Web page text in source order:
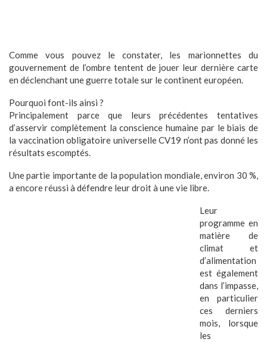
Comme vous pouvez le constater, les marionnettes du
gouvernement de l’ombre tentent de jouer leur dernière carte
en déclenchant une guerre totale sur le continent européen.
Pourquoi font-ils ainsi ?
Principalement parce que leurs précédentes tentatives
d’asservir complètement la conscience humaine par le biais de
la vaccination obligatoire universelle CV19 n’ont pas donné les
résultats escomptés.
Une partie importante de la population mondiale, environ 30 %,
a encore réussi à défendre leur droit à une vie libre.
Leur
programme en
matière de
climat et
d’alimentation
est également
dans l’impasse,
en particulier
ces derniers
mois, lorsque
les